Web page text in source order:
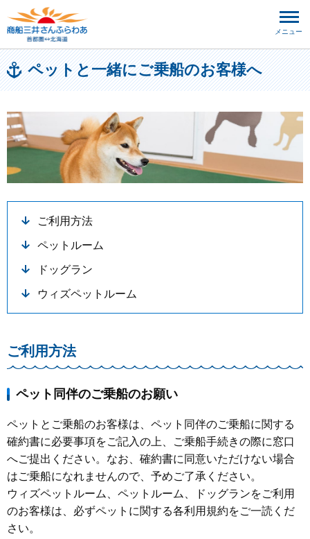
メニュー
ペットと一緒にご乗船のお客様へ
ご利用方法
ペットルーム
ドッグラン
ウィズペットルーム
ご利用方法
ペット同伴のご乗船のお願い
ペットとご乗船のお客様は、ペット同伴のご乗船に関する
確約書に必要事項をご記入の上、ご乗船手続きの際に窓口
へご提出ください。なお、確約書に同意いただけない場合
はご乗船になれませんので、予めご了承ください。
ウィズペットルーム、ペットルーム、ドッグランをご利用
のお客様は、必ずペットに関する各利用規約をご一読くだ
さい。